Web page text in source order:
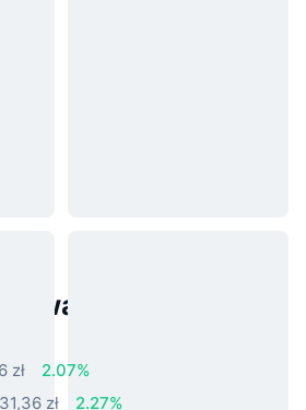
ze świata
zł
2.07%
zł
2.27%